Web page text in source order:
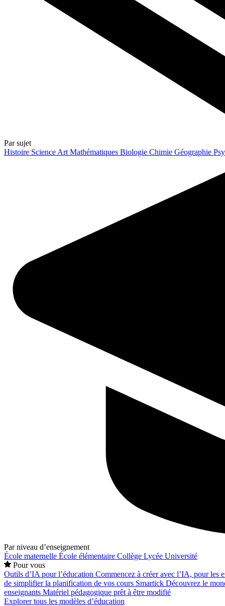
Par sujet
Histoire Science Art Mathématiques Biologie Chimie Géographie
Par niveau d’enseignement
École maternelle École élémentaire Collège Lycée Université
Pour vous
Outils d’IA pour l’éducation Commencez à créer avec l’IA, pour les
de simplifier la planification de vos cours Smartick Découvrez le
enseignants Matériel pédagogique prêt à être modifié
Explorer tous les modèles d’éducation